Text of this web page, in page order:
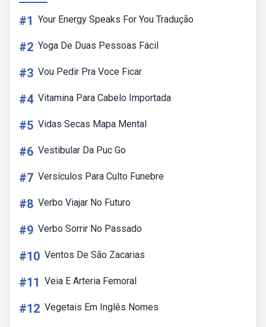
#1 Your Energy Speaks For You Tradução
#2 Yoga De Duas Pessoas Fácil
#3 Vou Pedir Pra Voce Ficar
#4 Vitamina Para Cabelo Importada
#5 Vidas Secas Mapa Mental
#6 Vestibular Da Puc Go
#7 Versículos Para Culto Funebre
#8 Verbo Viajar No Futuro
#9 Verbo Sorrir No Passado
#10 Ventos De São Zacarias
#11 Veia E Arteria Femoral
#12 Vegetais Em Inglês Nomes